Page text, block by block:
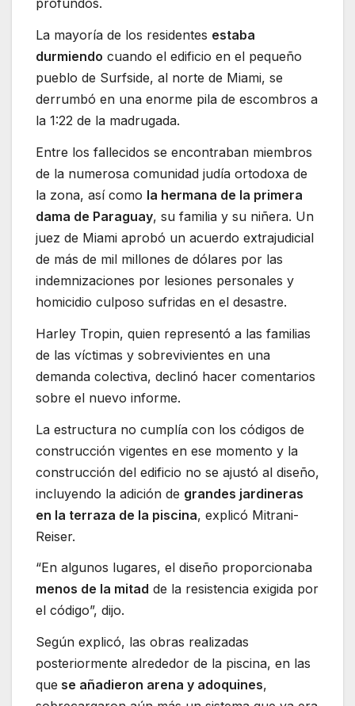
profundos.
La mayoría de los residentes estaba
durmiendo cuando el edificio en el pequeño
pueblo de Surfside, al norte de Miami, se
derrumbó en una enorme pila de escombros a
la 1:22 de la madrugada.
Entre los fallecidos se encontraban miembros
de la numerosa comunidad judía ortodoxa de
la zona, así como la hermana de la primera
dama de Paraguay, su familia y su niñera. Un
juez de Miami aprobó un acuerdo extrajudicial
de más de mil millones de dólares por las
indemnizaciones por lesiones personales y
homicidio culposo sufridas en el desastre.
Harley Tropin, quien representó a las familias
de las víctimas y sobrevivientes en una
demanda colectiva, declinó hacer comentarios
sobre el nuevo informe.
La estructura no cumplía con los códigos de
construcción vigentes en ese momento y la
construcción del edificio no se ajustó al diseño,
incluyendo la adición de grandes jardineras
en la terraza de la piscina, explicó Mitrani-
Reiser.
“En algunos lugares, el diseño proporcionaba
menos de la mitad de la resistencia exigida por
el código”, dijo.
Según explicó, las obras realizadas
posteriormente alrededor de la piscina, en las
que se añadieron arena y adoquines,